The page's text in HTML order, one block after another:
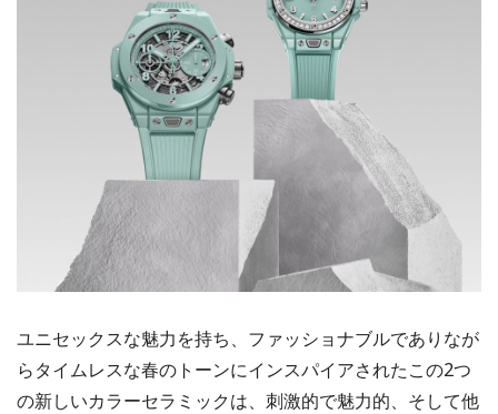
ユニセックスな魅力を持ち、ファッショナブルでありなが
らタイムレスな春のトーンにインスパイアされたこの2つ
の新しいカラーセラミックは、刺激的で魅力的、そして他